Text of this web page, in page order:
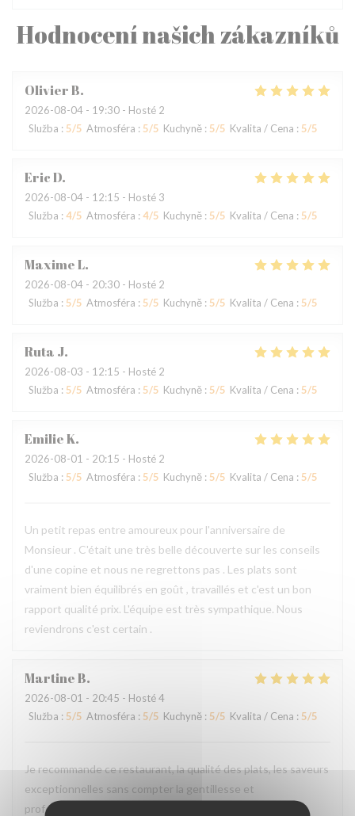
Hodnocení našich zákazníků
OlivierB
2026-08-04 - 19:30 - Hosté 2
Služba : 5/5 Atmosféra : 5/5 Kuchyně : 5/5 Kvalita / Cena : 5/5
EricD
2026-08-04 - 12:15 - Hosté 3
Služba : 4/5 Atmosféra : 4/5 Kuchyně : 5/5 Kvalita / Cena : 5/5
MaximeL
2026-08-04 - 20:30 - Hosté 2
Služba : 5/5 Atmosféra : 5/5 Kuchyně : 5/5 Kvalita / Cena : 5/5
Ruta J
2026-08-03 - 12:15 - Hosté 2
Služba : 5/5 Atmosféra : 5/5 Kuchyně : 5/5 Kvalita / Cena : 5/5
EmilieK
2026-08-01 - 20:15 - Hosté 2
Služba : 5/5 Atmosféra : 5/5 Kuchyně : 5/5 Kvalita / Cena : 5/5
Un petit repas entre amoureux pour l'anniversaire de
Monsieur . C'était une très belle découverte sur les conseils
d'une copine et nous ne regrettons pas . Les plats sont
vraiment bien équilibrés en goût , travaillés et c'est un bon
rapport qualité prix. L'équipe est très sympathique. Nous
reviendrons c'est certain .
MartineB
2026-08-01 - 20:45 - Hosté 4
Služba : 5/5 Atmosféra : 5/5 Kuchyně : 5/5 Kvalita / Cena : 5/5
Je recommande ce restaurant, la qualité des plats, les saveurs
exceptionnelles sans compter la gentillesse et
professionnalisme du personnel.